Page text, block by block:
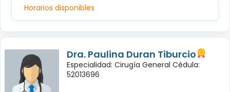
Horarios disponibles
Dra. Paulina Duran Tiburcio
Especialidad: Cirugía General Cédula:
52013696